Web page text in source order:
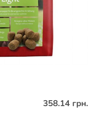
358.14 грн.